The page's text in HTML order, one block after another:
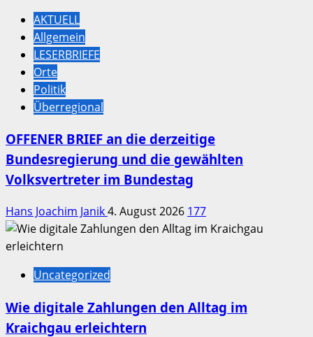
AKTUELL
Allgemein
LESERBRIEFE
Orte
Politik
Überregional
OFFENER BRIEF an die derzeitige
Bundesregierung und die gewählten
Volksvertreter im Bundestag
Hans Joachim Janik4. August 2026 177
Uncategorized
Wie digitale Zahlungen den Alltag im
Kraichgau erleichtern